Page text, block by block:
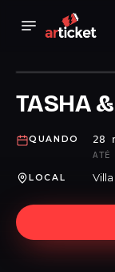
TASHA
QUANDO 28
ATÉ
LOCAL